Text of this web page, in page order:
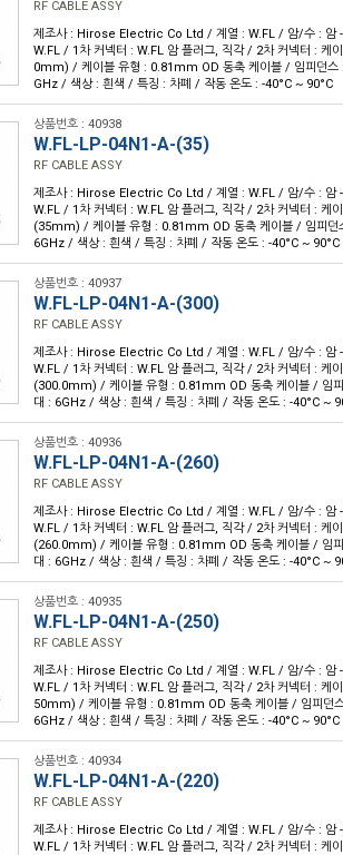
RF CABLE ASSY
제조사 : Hirose Electric Co Ltd / 계열 : W.FL / 암/수 : 암 -
W.FL / 1차 커넥터 : W.FL 암 플러그, 직각 / 2차 커넥터 : 케
0mm) / 케이블 유형 : 0.81mm OD 동축 케이블 / 임피던스
GHz / 색상 : 흰색 / 특징 : 차폐 / 작동 온도 : -40°C ~ 90°C
상품번호 : 40938
W.FL-LP-04N1-A-(35)
RF CABLE ASSY
제조사 : Hirose Electric Co Ltd / 계열 : W.FL / 암/수 : 암 -
W.FL / 1차 커넥터 : W.FL 암 플러그, 직각 / 2차 커넥터 : 케
(35mm) / 케이블 유형 : 0.81mm OD 동축 케이블 / 임피던
6GHz / 색상 : 흰색 / 특징 : 차폐 / 작동 온도 : -40°C ~ 90°C
상품번호 : 40937
W.FL-LP-04N1-A-(300)
RF CABLE ASSY
제조사 : Hirose Electric Co Ltd / 계열 : W.FL / 암/수 : 암 -
W.FL / 1차 커넥터 : W.FL 암 플러그, 직각 / 2차 커넥터 : 케
(300.0mm) / 케이블 유형 : 0.81mm OD 동축 케이블 / 임
대 : 6GHz / 색상 : 흰색 / 특징 : 차폐 / 작동 온도 : -40°C ~
상품번호 : 40936
W.FL-LP-04N1-A-(260)
RF CABLE ASSY
제조사 : Hirose Electric Co Ltd / 계열 : W.FL / 암/수 : 암 -
W.FL / 1차 커넥터 : W.FL 암 플러그, 직각 / 2차 커넥터 : 케
(260.0mm) / 케이블 유형 : 0.81mm OD 동축 케이블 / 임
대 : 6GHz / 색상 : 흰색 / 특징 : 차폐 / 작동 온도 : -40°C ~
상품번호 : 40935
W.FL-LP-04N1-A-(250)
RF CABLE ASSY
제조사 : Hirose Electric Co Ltd / 계열 : W.FL / 암/수 : 암 -
W.FL / 1차 커넥터 : W.FL 암 플러그, 직각 / 2차 커넥터 : 케
50mm) / 케이블 유형 : 0.81mm OD 동축 케이블 / 임피던
6GHz / 색상 : 흰색 / 특징 : 차폐 / 작동 온도 : -40°C ~ 90°C
상품번호 : 40934
W.FL-LP-04N1-A-(220)
RF CABLE ASSY
제조사 : Hirose Electric Co Ltd / 계열 : W.FL / 암/수 : 암 -
W.FL / 1차 커넥터 : W.FL 암 플러그, 직각 / 2차 커넥터 : 케